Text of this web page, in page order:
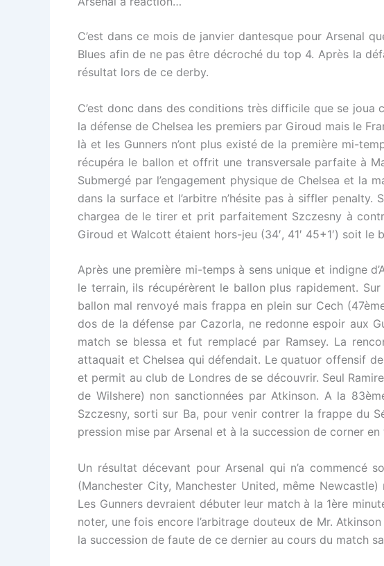
C’est dans ce mois de janvier dantesque pour Arsenal
Blues afin de ne pas être décroché du top 4. Après la
résultat lors de ce derby.
C’est donc dans des conditions très difficile que se joua
la défense de Chelsea les premiers par Giroud mais le
là et les Gunners n’ont plus existé de la première mi-
récupéra le ballon et offrit une transversale parfaite à
Submergé par l’engagement physique de Chelsea et la
dans la surface et l’arbitre n’hésite pas à siffler
chargea de le tirer et prit parfaitement Szczesny à
Giroud et Walcott étaient hors-jeu (34′, 41′ 45+1′) soit le
Après une première mi-temps à sens unique et indigne
le terrain, ils récupérèrent le ballon plus rapidement.
ballon mal renvoyé mais frappa en plein sur Cech
dos de la défense par Cazorla, ne redonne espoir aux
match se blessa et fut remplacé par Ramsey. La
attaquait et Chelsea qui défendait. Le quatuor offensif
et permit au club de Londres de se découvrir. Seul
de Wilshere) non sanctionnées par Atkinson. A la
Szczesny, sorti sur Ba, pour venir contrer la frappe du
pression mise par Arsenal et à la succession de corner
Un résultat décevant pour Arsenal qui n’a commencé
(Manchester City, Manchester United, même
Les Gunners devraient débuter leur match à la 1ère
noter, une fois encore l’arbitrage douteux de Mr.
la succession de faute de ce dernier au cours du match